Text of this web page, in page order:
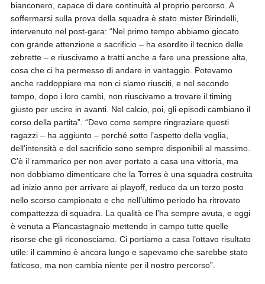
bianconero, capace di dare continuità al proprio percorso. A
soffermarsi sulla prova della squadra è stato mister Birindelli,
intervenuto nel post-gara: “Nel primo tempo abbiamo giocato
con grande attenzione e sacrificio – ha esordito il tecnico delle
zebrette – e riuscivamo a tratti anche a fare una pressione alta,
cosa che ci ha permesso di andare in vantaggio. Potevamo
anche raddoppiare ma non ci siamo riusciti, e nel secondo
tempo, dopo i loro cambi, non riuscivamo a trovare il timing
giusto per uscire in avanti. Nel calcio, poi, gli episodi cambiano il
corso della partita”. “Devo come sempre ringraziare questi
ragazzi – ha aggiunto – perché sotto l’aspetto della voglia,
dell’intensità e del sacrificio sono sempre disponibili al massimo.
C’è il rammarico per non aver portato a casa una vittoria, ma
non dobbiamo dimenticare che la Torres è una squadra costruita
ad inizio anno per arrivare ai playoff, reduce da un terzo posto
nello scorso campionato e che nell’ultimo periodo ha ritrovato
compattezza di squadra. La qualità ce l’ha sempre avuta, e oggi
è venuta a Piancastagnaio mettendo in campo tutte quelle
risorse che gli riconosciamo. Ci portiamo a casa l’ottavo risultato
utile: il cammino è ancora lungo e sapevamo che sarebbe stato
faticoso, ma non cambia niente per il nostro percorso”.